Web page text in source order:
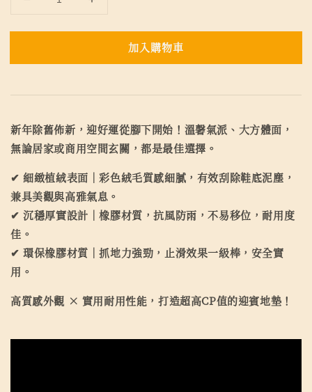
加入購物車
新年除舊佈新，迎好運從腳下開始！溫馨氣派、大方體面，
無論居家或商用空間玄關，都是最佳選擇。
✔ 細緻植絨表面｜彩色絨毛質感細膩，有效刮除鞋底泥塵，
兼具美觀與高雅氣息。
✔ 沉穩厚實設計｜橡膠材質，抗風防雨，不易移位，耐用度
佳。
✔ 環保橡膠材質｜抓地力強勁，止滑效果一級棒，安全實
用。
高質感外觀 × 實用耐用性能，打造超高CP值的迎賓地墊！